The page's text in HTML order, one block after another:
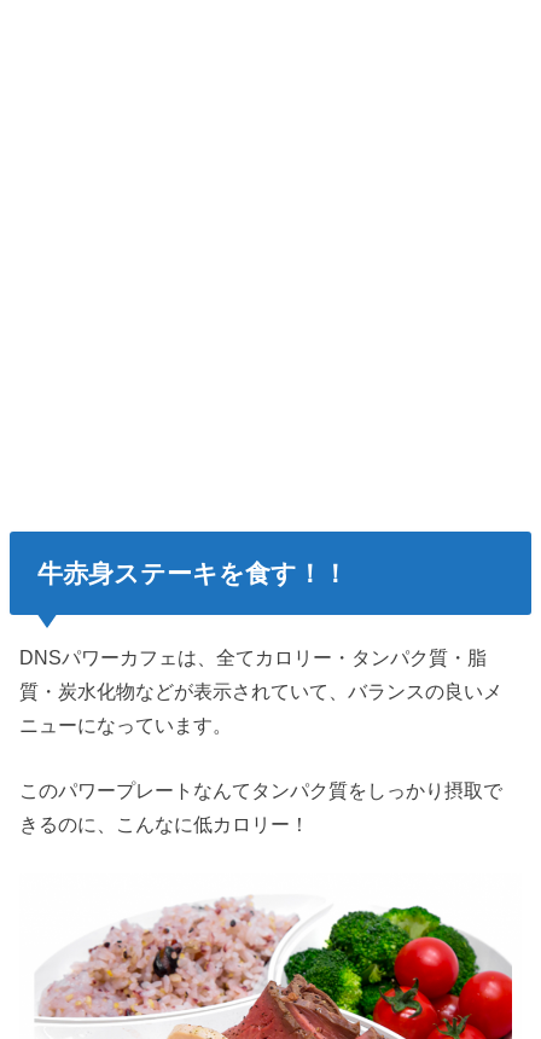
牛赤身ステーキを食す！！
DNSパワーカフェは、全てカロリー・タンパク質・脂
質・炭水化物などが表示されていて、バランスの良いメ
ニューになっています。
このパワープレートなんてタンパク質をしっかり摂取で
きるのに、こんなに低カロリー！